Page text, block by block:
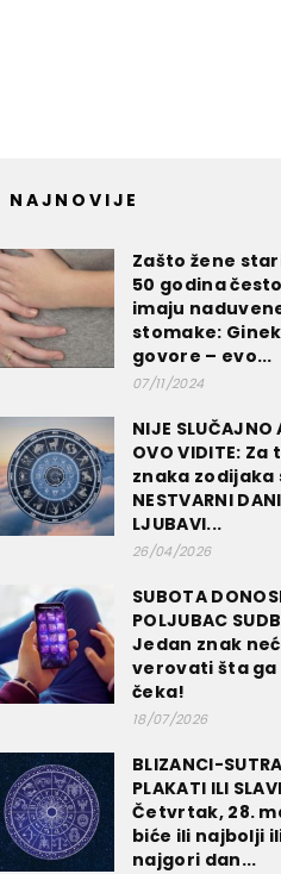
NAJNOVIJE
Zašto žene
50 godina često
imaju
stomake:
govore – evo...
07/11/2024
NIJE SLUČAJNO
OVO VIDITE: Za
znaka zodijaka
NESTVARNI
LJUBAVI...
26/04/2026
SUBOTA
POLJUBAC
Jedan znak
verovati šta ga
čeka!
18/07/2026
BLIZANCI-
PLAKATI ILI
Četvrtak, 28.
biće ili najbolji
najgori dan...